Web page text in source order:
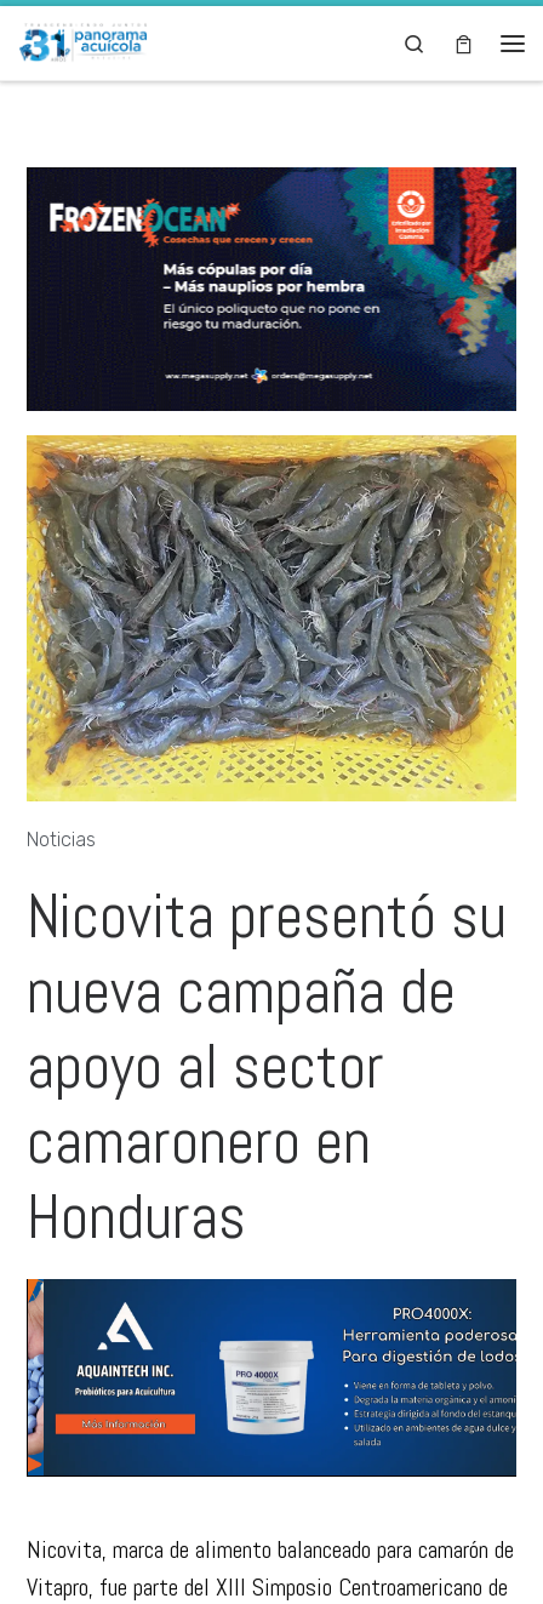
Skip to content Search
Noticias
Nicovita presentó su
nueva campaña de
apoyo al sector
camaronero en
Honduras
Nicovita, marca de alimento balanceado para camarón de
Vitapro, fue parte del XIII Simposio Centroamericano de